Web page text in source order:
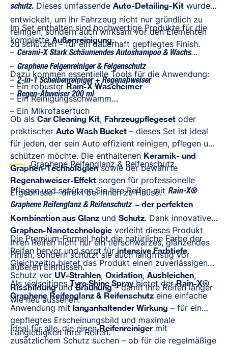
schutz. Dieses umfassende Auto-Detailing-Kit wurde
entwickelt, um Ihr Fahrzeug nicht nur gründlich zu
reinigen, sondern auch wirksam vor den Elementen
zu schützen – für ein dauerhaft gepflegtes Finish.
Im Set enthalten sind hochwertige Produkte für die
kompletteAußenreinigung:
– Cerami-X Stark Schäumendes Autoshampoo & Wachs
– Graphene Felgenreiniger & Felgenschutz
–2-in-1 Scheibenreiniger + Regenabweiser
– Regen-Abweiser 200 ml
Dazu kommen essentielle Tools für die Anwendung:
– Ein robuster Rain-X Wascheimer
– Ein Reinigungsschwamm
– Ein Mikrofasertuch
Ob als Car Cleaning Kit, Fahrzeugpflegeset oder
praktischer Auto Wash Bucket – dieses Set ist ideal
für jeden, der sein Auto effizient reinigen, pflegen und
schützen möchte. Die enthaltenen Keramik- und
Graphen-Technologiensowie der bewährte
Regenabweiser-Effekt sorgen für professionelle
Ergebnisse – direkt bei Ihnen zu Hause.
Graphene Reifenglanz & Reifenschutz
Pflegen und schützen Sie Ihre Reifen mit Rain-X®
Graphene Reifenglanz & Reifenschutz– der perfekten
Kombination aus Glanz und Schutz. Dank innovativer
Graphen-Nanotechnologie verleiht dieses Produkt
Ihren Reifen nicht nur ein tiefschwarzes, glänzendes
Finish, sondern schützt sie auch langfristig vor
äußeren Einflüssen.
Die Premium-Formel hebt die natürliche Farbe der
Reifen hervor und sorgt fürintensive Farbtiefe.
Gleichzeitig bietet das Produkt einen zuverlässigen
Schutz vor UV-Strahlen, Oxidation, Ausbleichen,
RissbildungundBräunung– damit Ihre Reifen länger
wie neu aussehen.
Als vielseitigesTyre Shine Spraybietet derRain-X®
Graphene Reifenglanz & Reifenschutz eine einfache
Anwendung mit langanhaltender Wirkung – für ein
gepflegtes Erscheinungsbild und maximale
Langlebigkeit Ihrer Reifen.
Ideal für alle, die einenReifenreinigermit
zusätzlichem Schutz suchen – ob für die regelmäßige